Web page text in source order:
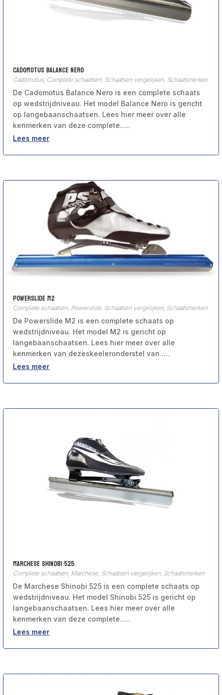
Cadomotus Balance Nero
Cadomotus, Complete schaatsen, Schaatsen vergelijken, Schaatsmerken
De Cadomotus Balance Nero is een complete schaats
op wedstrijdniveau. Het model Balance Nero is gericht
op langebaanschaatsen. Lees hier meer over alle
kenmerken van deze complete…..
Lees meer
Powerslide M2
Complete schaatsen, Powerslide, Schaatsen vergelijken, Schaatsmerken
De Powerslide M2 is een complete schaats op
wedstrijdniveau. Het model M2 is gericht op
langebaanschaatsen. Lees hier meer over alle
kenmerken van dezeskeeleronderstel van…..
Lees meer
Marchese Shinobi 525
Complete schaatsen Marchese, Schaatsen vergelijken Schaatsmerken
De Marchese Shinobi 525 is een complete schaats op
wedstrijdniveau. Het model Shinobi 525 is gericht op
langebaanschaatsen. Lees hier meer over alle
kenmerken van deze complete…..
Lees meer